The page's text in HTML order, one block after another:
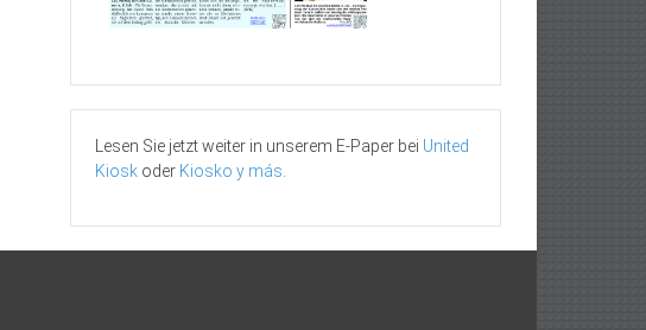
Lesen Sie jetzt weiter in unserem E-Paper bei United
Kiosk oder Kiosko y más